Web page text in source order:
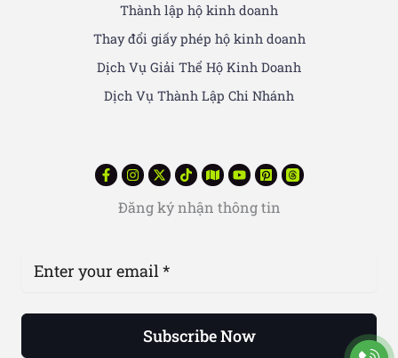
Thành lập hộ kinh doanh
Thay đổi giấy phép hộ kinh doanh
Dịch Vụ Giải Thể Hộ Kinh Doanh
Dịch Vụ Thành Lập Chi Nhánh
Đăng ký nhận thông tin
Subscribe Now